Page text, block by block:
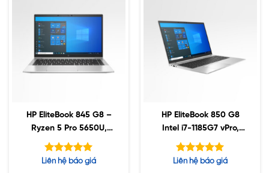
HP EliteBook 845 G8 –
Ryzen 5 Pro 5650U,
16GB, 512GB SSD, 14″
FHD, Win10
Được xếp
Liên hệ báo giá
HP EliteBook 850 G8
Intel i7-1185G7 vPro,
64GB, 256GB SSD,
15.6″ FHD, Win10 (Sao
chép)
Được xếp
Liên hệ báo giá